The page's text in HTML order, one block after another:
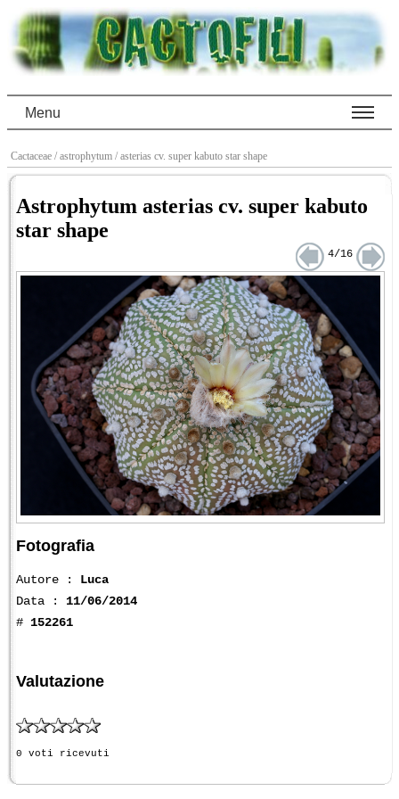
Menu
Cactaceae / astrophytum / asterias cv. super kabuto star shape
Astrophytum asterias cv. super kabuto
star shape
4/16
Fotografia
Autore : Luca
Data : 11/06/2014
# 152261
Valutazione
0 voti ricevuti